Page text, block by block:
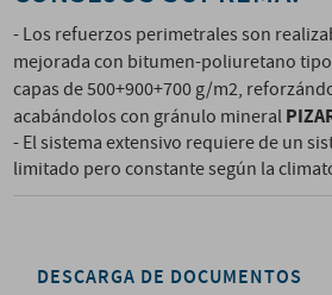
- Los refuerzos perimetrales son
mejorada con bitumen-poliuretano
capas de 500+900+700 g/m2,
acabándolos con gránulo mineral
- El sistema extensivo requiere de un
limitado pero constante según la
DESCARGA DE DOCUMENTOS